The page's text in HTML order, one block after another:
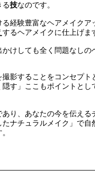
る技なのです。
経験豊富なヘアメイクア
するヘアメイクに仕上げま
けしても全く問題なしの
撮影することをコンセプト
す」ここもポイントとし
り、あなたの今を伝え
ナチュラルメイク」で